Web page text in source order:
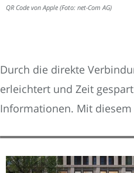
QR Code von Apple (Foto: net-Com AG)
Durch die direkte
erleichtert und Zeit
Informationen. Mit